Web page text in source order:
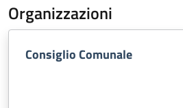
Organizzazioni
Consiglio Comunale